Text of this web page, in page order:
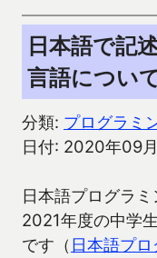
日本語で記
言語につい
分類: プログラミ
日付: 2020年09
日本語プログラ
2021年度の中学
です（ 日本語プロ